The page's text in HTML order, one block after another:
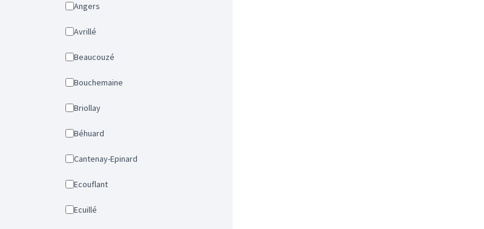
Angers
Avrillé
Beaucouzé
Bouchemaine
Briollay
Béhuard
Cantenay-Epinard
Ecouflant
Ecuillé